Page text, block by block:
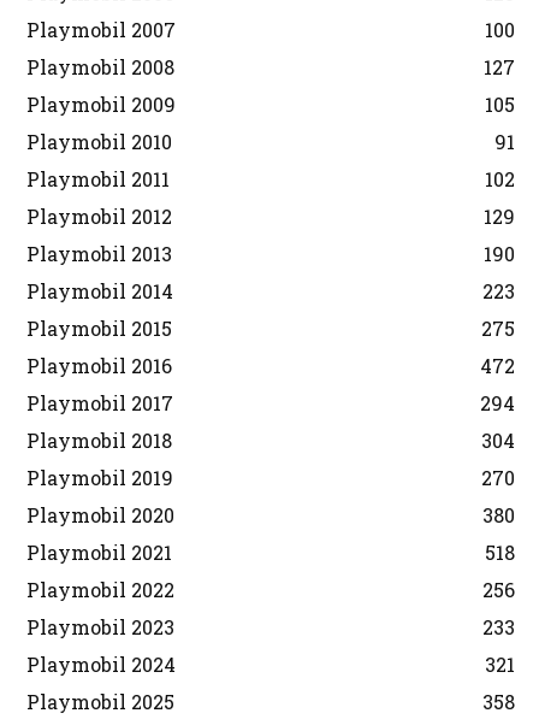
Playmobil 2007
100
Playmobil 2008
127
Playmobil 2009
105
Playmobil 2010
91
Playmobil 2011
102
Playmobil 2012
129
Playmobil 2013
190
Playmobil 2014
223
Playmobil 2015
275
Playmobil 2016
472
Playmobil 2017
294
Playmobil 2018
304
Playmobil 2019
270
Playmobil 2020
380
Playmobil 2021
518
Playmobil 2022
256
Playmobil 2023
233
Playmobil 2024
321
Playmobil 2025
358